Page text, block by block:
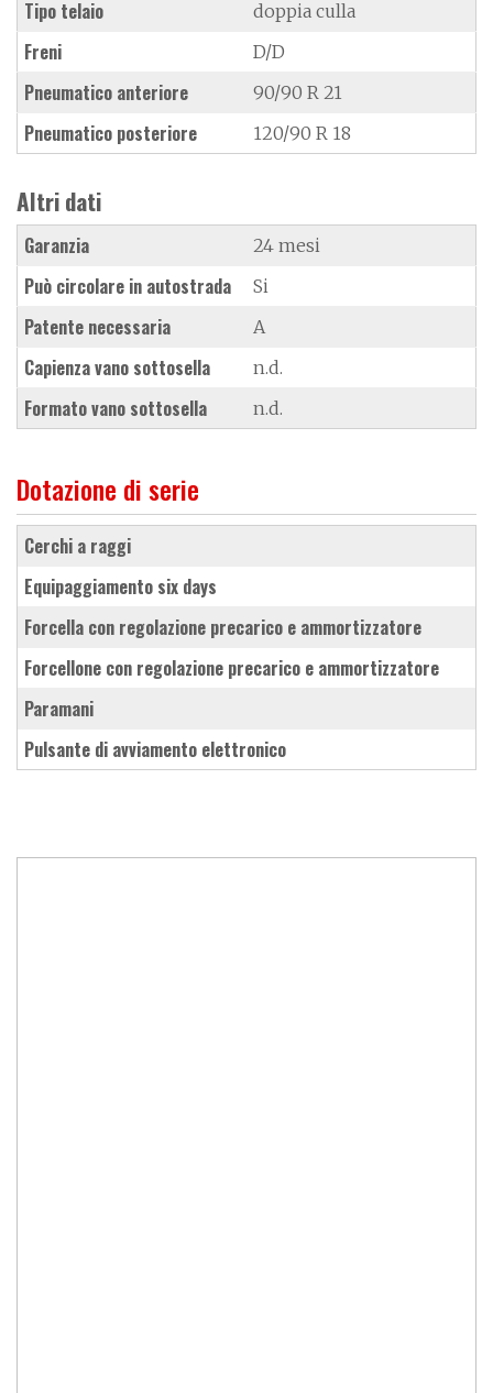
Tipo telaio doppia culla
Freni D/D
Pneumatico anteriore 90/90 R 21
Pneumatico posteriore 120/90 R 18
Altri dati
Garanzia 24 mesi
Può circolare in autostrada Si
Patente necessaria A
Capienza vano sottosella n.d.
Formato vano sottosella n.d.
Dotazione di serie
cerchi a raggi
equipaggiamento six days
forcella con regolazione precarico e ammortizzatore
forcellone con regolazione precarico e ammortizzatore
paramani
pulsante di avviamento elettronico